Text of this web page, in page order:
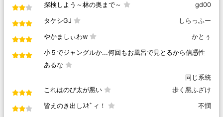
探検しよう～林の奥まで～
gd00
タケシGJ しらっふー
やかましぃわw かとぅ
小５でジャングルか...何回もお風呂で見とるから信憑性
あるな
同じ系統
これはのび太が悪い
歩く悪ふざけ
皆えのき出しｽｷﾞィ！ 不憫